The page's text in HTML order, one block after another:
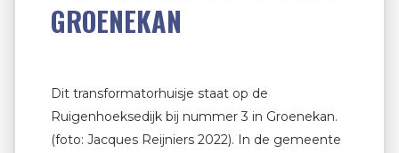
GROENEKAN
Dit transformatorhuisje staat op de
Ruigenhoeksedijk bij nummer 3 in Groenekan.
(foto: Jacques Reijniers 2022). In de gemeente